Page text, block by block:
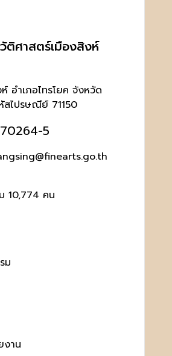
ติศาสตร์เมืองสิงห์
อำเภอไทรโยค จังหวัด
ไปรษณีย์ 71150
5
10,774 คน
ม
งาน